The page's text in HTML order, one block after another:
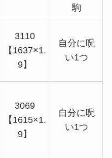
駒
3110
【1637×1.
9】
自分に呪
い1つ
3069
【1615×1.
9】
自分に呪
い1つ